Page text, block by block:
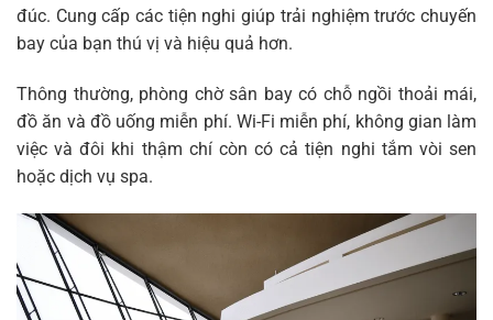
đúc. Cung cấp các tiện nghi giúp trải nghiệm trước chuyến
bay của bạn thú vị và hiệu quả hơn.
Thông thường, phòng chờ sân bay có chỗ ngồi thoải mái,
đồ ăn và đồ uống miễn phí. Wi-Fi miễn phí, không gian làm
việc và đôi khi thậm chí còn có cả tiện nghi tắm vòi sen
hoặc dịch vụ spa.